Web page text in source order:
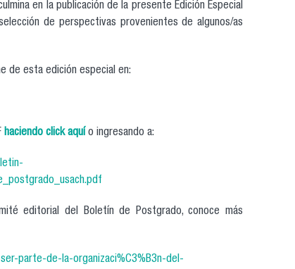
en la publicación de la presente Edición Especial
de perspectivas provenientes de algunos/as
de esta edición especial en:
haciendo click aquí o ingresando a:
editorial del Boletín de Postgrado, conoce más
parte-de-la-organizaci%C3%B3n-del-